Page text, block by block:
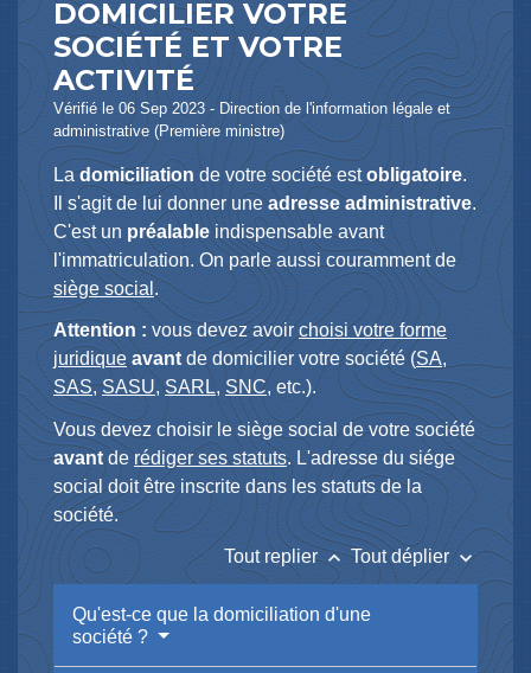
DOMICILIER VOTRE
SOCIÉTÉ ET VOTRE
ACTIVITÉ
Vérifié le 06 Sep 2023 - Direction de l'information légale et
administrative (Première ministre)
Ladomiciliation de votre société estobligatoire.
Il s'agit de lui donner uneadresse administrative.
C'est un préalableindispensable avant
l'immatriculation. On parle aussi couramment de
siège social .
Attention : vous devez avoirchoisi votre forme
juridique avant de domicilier votre société (SA,
SAS,SASU,SARL, SNC, etc.).
Vous devez choisir le siège social de votre société
avantderédiger ses statuts. L'adresse du siége
social doit être inscrite dans les statuts de la
société.
Tout replierkeyboard_arrow_up Tout déplierkeyboard_arrow_down
Qu'est-ce que la domiciliation d'une
société ?